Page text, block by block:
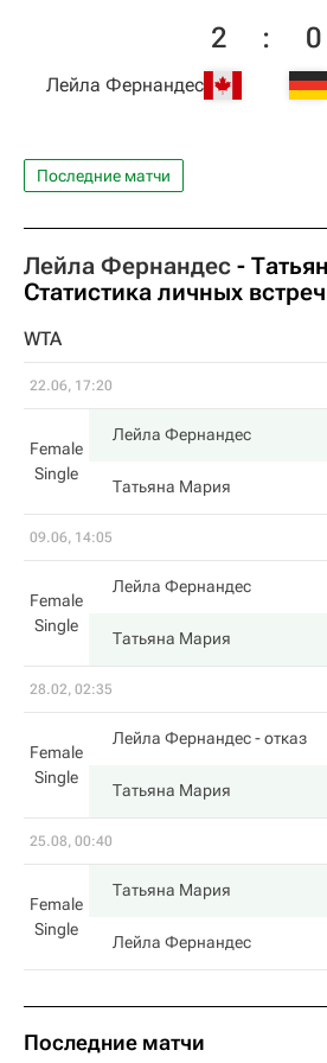
Лейла Фернандес
2 : 0
Последние матчи
Лейла Фернандес -
Статистика личных встреч
WTA
22.06, 17:20
Female
Single
Лейла Фернандес
Татьяна Мария
09.06, 14:05
Female
Single
Лейла Фернандес
Татьяна Мария
28.02, 02:35
Female
Single
Лейла Фернандес- отказ
Татьяна Мария
25.08, 00:40
Female
Single
Татьяна Мария
Лейла Фернандес
Последние матчи